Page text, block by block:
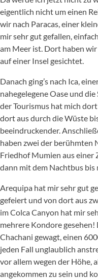
eigentlich nicht um einen
wir nach Paracas, einer
mir sehr gut gefallen,
am Meer ist. Dort haben
auf einer Insel gesichtet.
Danach ging’s nach Ica,
nahegelegene Oase und
der Tourismus hat mich
dort aus durch die Wüste
beeindruckender.
haben zwei der berühmten
Friedhof Mumien aus einer
dann mit dem Nachtbus bis
Arequipa hat mir sehr gut
gefeiert und von dort aus
im Colca Canyon hat mir
mehrere Kondore gesehen!
Chachani gewagt, einen
jeden Fall unglaublich
vor allem wegen der Höhe,
angekommen zu sein und